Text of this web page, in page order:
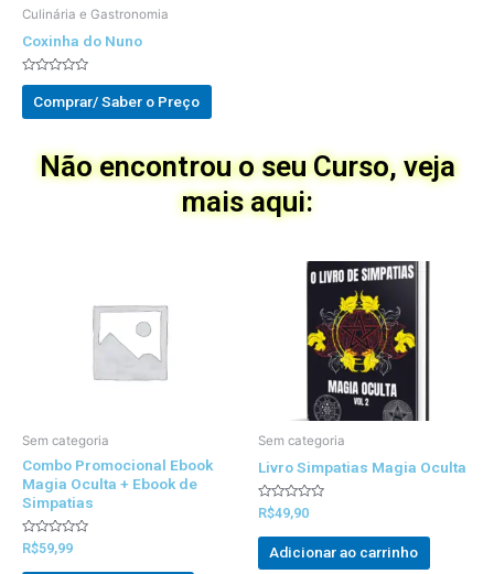
Culinária e Gastronomia
Coxinha do Nuno
Avaliado
out
of
Comprar/ Saber o Preço
Não encontrou o seu Curso, veja
mais aqui:
Sem categoria
Combo Promocional Ebook
Magia Oculta + Ebook de
Simpatias
Avaliado
0
out
R$59,99
Sem categoria
Livro Simpatias Magia Oculta
Avaliado
0
out
R$49,90
Adicionar ao carrinho